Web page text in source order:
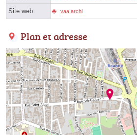
Site web vaa.archi
Plan et adresse